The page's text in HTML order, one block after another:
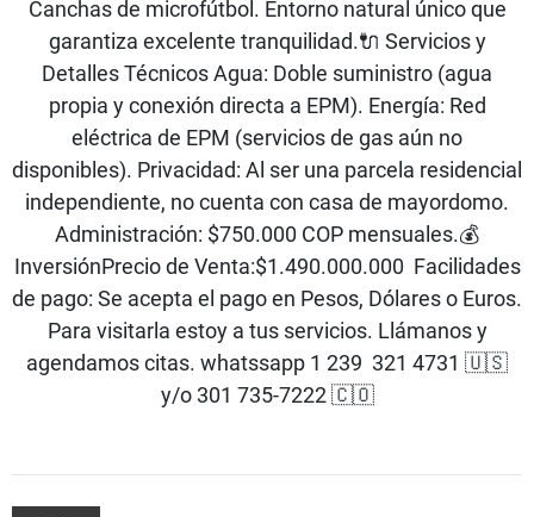
Canchas de microfútbol. Entorno natural único que
garantiza excelente tranquilidad.🔌 Servicios y
Detalles Técnicos Agua: Doble suministro (agua
propia y conexión directa a EPM). Energía: Red
eléctrica de EPM (servicios de gas aún no
disponibles). Privacidad: Al ser una parcela residencial
independiente, no cuenta con casa de mayordomo.
Administración: $750.000 COP mensuales.💰
InversiónPrecio de Venta:$1.490.000.000 Facilidades
de pago: Se acepta el pago en Pesos, Dólares o Euros.
Para visitarla estoy a tus servicios. Llámanos y
agendamos citas. whatssapp 1 239 321 4731 🇺🇸
y/o 301 735-7222 🇨🇴